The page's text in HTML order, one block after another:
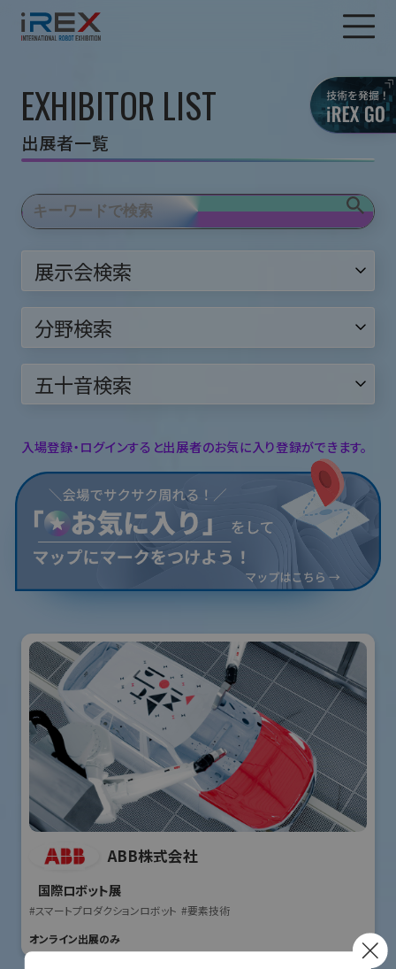
EXHIBITOR LIST
出展者一覧
入場登録・ログインすると出展者のお気に入り登録ができます。
ABB株式会社
国際ロボット展
#スマートプロダクションロボット #要素技術
オンライン出展のみ